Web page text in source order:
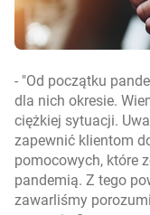
- Od początku
dla nich okresie.
ciężkiej sytuacji.
zapewnić klientom
pomocowych, które
pandemią. Z tego
zawarliśmy